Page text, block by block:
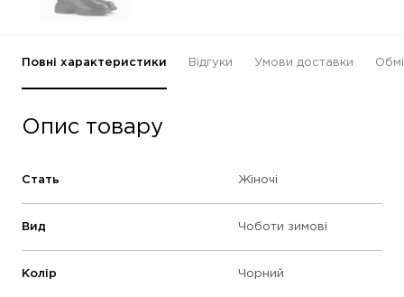
Повні характеристики Відгуки Умови доставки
Опис товару
Стать Жіночі
Вид Чоботи зимові
Колір Чорний